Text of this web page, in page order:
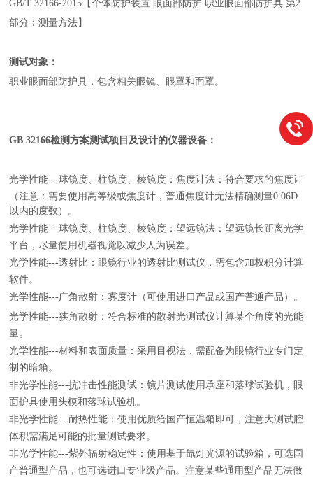
GB/T 32166-2015【个体防护装置 眼面部防护 职业眼面部防护具 第2
部分：测量方法】
测试对象：
职业眼面部防护具，包含相关眼镜、眼罩和面罩。
GB 32166检测方案测试项目及设计的仪器设备：
光学性能---球镜度、柱镜度、棱镜度：焦度计法：符合要求的焦度计
（注意：需要使用高等级或焦度计，普通焦度计无法精确测量0.06D
以内的度数）。
光学性能---球镜度、柱镜度、棱镜度：望远镜法：望远镜长距离光学
平台，尽量使用机器视觉以减少人为误差。
光学性能---透射比：眼镜行业的透射比测试仪，需包含加权积分计算
软件。
光学性能---广角散射：雾度计（可使用进口产品或国产普通产品）。
光学性能---狭角散射：符合标准的散射光测试仪计算某个角度的光能
量。
光学性能---材料和表面质量：采用目视法，需配备为眼镜行业专门定
制的暗箱。
非光学性能---抗冲击性能测试：镜片测试使用承座和落球试验机，眼
面护具使用头模和落球试验机。
非光学性能---耐热性能：使用优质给国产恒温箱即可，注意大测试腔
体积需满足可能的批量测试要求。
非光学性能---紫外辐射稳定性：使用基于氙灯光源的试验箱，可选国
产普通型产品，也可选进口专业级产品。注意某些通用型产品无法做